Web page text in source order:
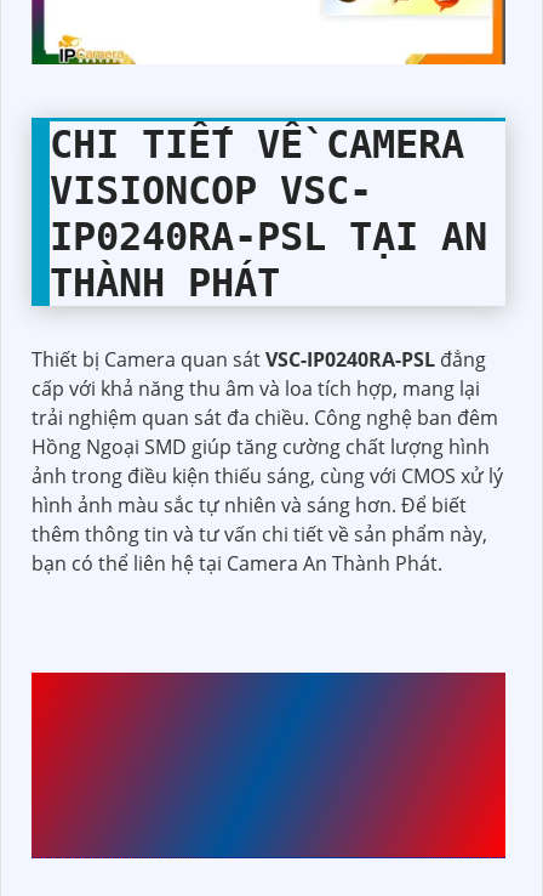
CHI TIẾT VỀ CAMERA
VISIONCOP VSC-
IP0240RA-PSL TẠI AN
THÀNH PHÁT
Thiết bị Camera quan sátVSC-IP0240RA-PSL đẳng
cấp với khả năng thu âm và loa tích hợp, mang lại
trải nghiệm quan sát đa chiều. Công nghệ ban đêm
Hồng Ngoại SMD giúp tăng cường chất lượng hình
ảnh trong điều kiện thiếu sáng, cùng với CMOS xử lý
hình ảnh màu sắc tự nhiên và sáng hơn. Để biết
thêm thông tin và tư vấn chi tiết về sản phẩm này,
bạn có thể liên hệ tại Camera An Thành Phát.